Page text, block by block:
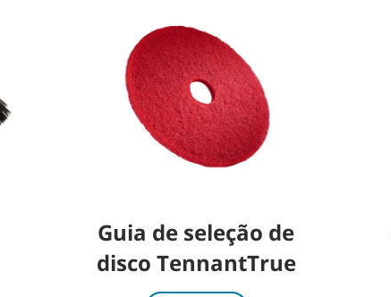
Guia de seleção de
disco TennantTrue